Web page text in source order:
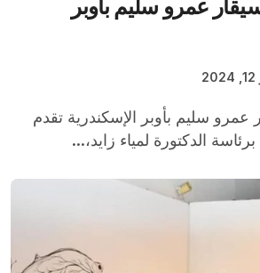
عمرو سليم بأوبر
الدكتورة لمياء زايد،...